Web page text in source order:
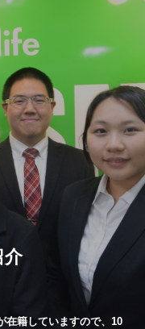
介
在籍していますので、10